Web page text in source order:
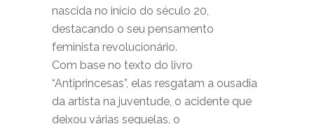
nascida no início do século 20,
destacando o seu pensamento
feminista revolucionário.
Com base no texto do livro
“Antiprincesas”, elas resgatam a ousadia
da artista na juventude, o acidente que
deixou várias sequelas, o